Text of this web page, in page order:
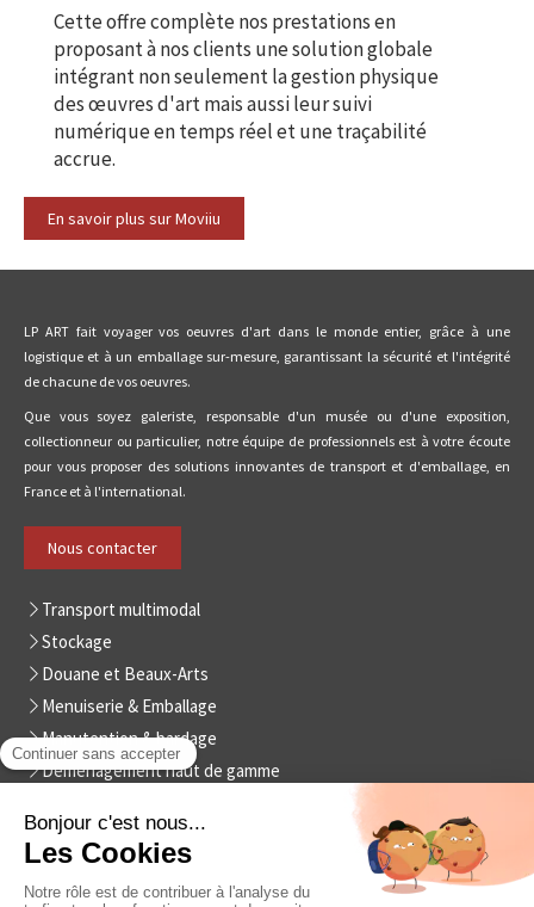
Cette offre complète nos prestations en
proposant à nos clients une solution globale
intégrant non seulement la gestion physique
des œuvres d'art mais aussi leur suivi
numérique en temps réel et une traçabilité
accrue.
En savoir plus sur Moviiu
LP ART fait voyager vos oeuvres d'art dans le monde entier, grâce à une
logistique et à un emballage sur-mesure, garantissant la sécurité et l'intégrité
de chacune de vos oeuvres.
Que vous soyez galeriste, responsable d'un musée ou d'une exposition,
collectionneur ou particulier, notre équipe de professionnels est à votre écoute
pour vous proposer des solutions innovantes de transport et d'emballage, en
France et à l'international.
Nous contacter
Transport multimodal
Stockage
Douane et Beaux-Arts
Menuiserie & Emballage
Manutention & bardage
Déménagement haut de gamme
Copyright © LP ART - Tous droits réservés